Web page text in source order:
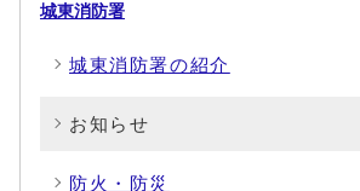
城東消防署
城東消防署の紹介
お知らせ
防火・防災